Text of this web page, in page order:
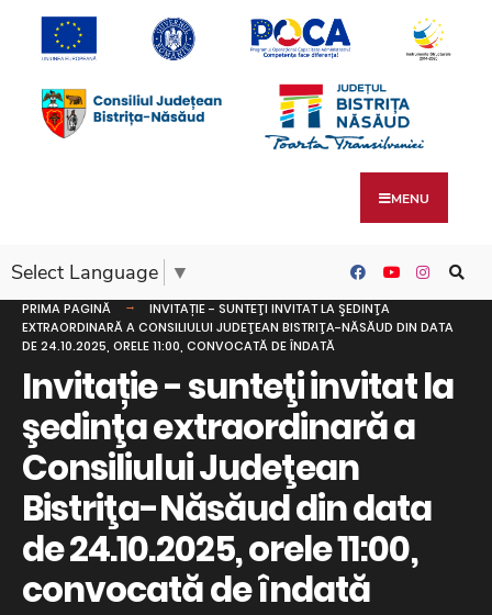
MENU
Select Language ▼
PRIMA PAGINĂ
INVITAȚIE - SUNTEŢI INVITAT LA ŞEDINŢA
EXTRAORDINARĂ A CONSILIULUI JUDEŢEAN BISTRIŢA-NĂSĂUD DIN DATA
DE 24.10.2025, ORELE 11:00, CONVOCATĂ DE ÎNDATĂ
Invitație - sunteţi invitat la
şedinţa extraordinară a
Consiliului Judeţean
Bistriţa-Năsăud din data
de 24.10.2025, orele 11:00,
convocată de îndată